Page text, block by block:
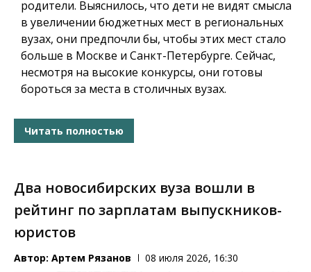
родители. Выяснилось, что дети не видят смысла
в увеличении бюджетных мест в региональных
вузах, они предпочли бы, чтобы этих мест стало
больше в Москве и Санкт-Петербурге. Сейчас,
несмотря на высокие конкурсы, они готовы
бороться за места в столичных вузах.
Читать полностью
Два новосибирских вуза вошли в
рейтинг по зарплатам выпускников-
юристов
Автор: Артем Рязанов 08 июля 2026, 16:30